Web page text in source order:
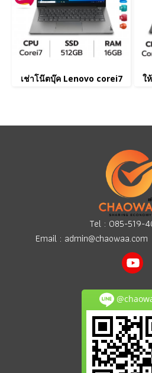
เช่าโน๊ตบุ๊ค Lenovo corei7 ใ
Tel : 085-519-
Email : admin@chaowaa.com